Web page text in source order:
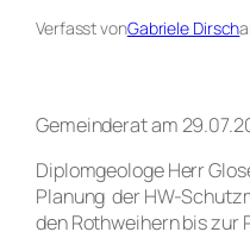
Verfasst vonGabriele Dirsch
Gemeinderat am
Diplomgeologe Herr
Planung der HW-
den Rothweihern bis zur